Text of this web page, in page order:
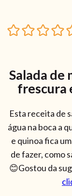
Salada de
frescura
Esta receita de
água na boca a
e quinoa fica
de fazer, como
😊Gostou da